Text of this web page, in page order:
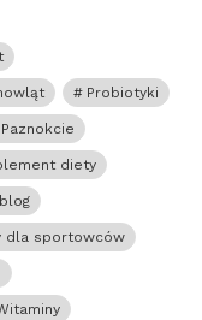
Probiotyki
diety
dla sportowców